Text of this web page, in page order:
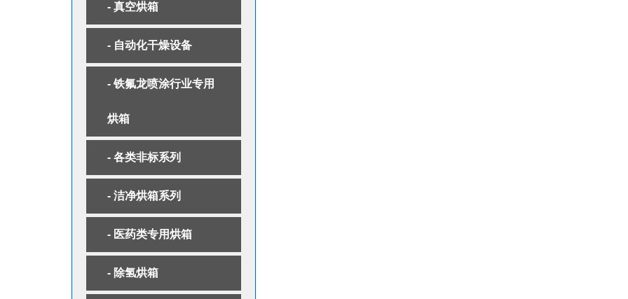
- 真空烘箱
- 自动化干燥设备
- 铁氟龙喷涂行业专用
烘箱
- 各类非标系列
- 洁净烘箱系列
- 医药类专用烘箱
- 除氢烘箱